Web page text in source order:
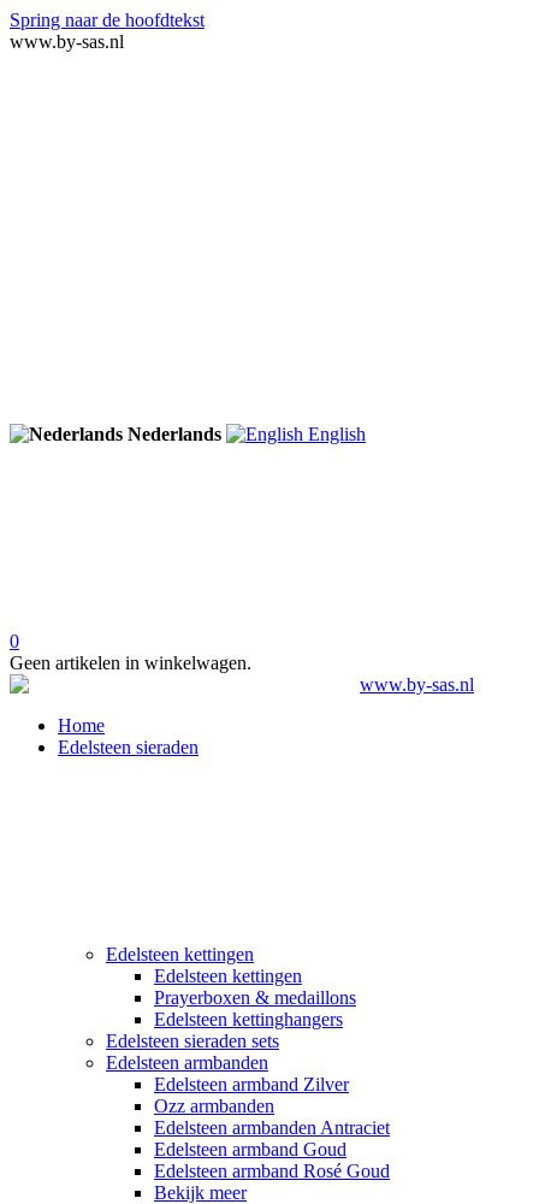
Spring naar de hoofdtekst
www.by-sas.nl
Nederlands English
0
Geen artikelen in winkelwagen.
Home
Edelsteen sieraden
Edelsteen kettingen
Edelsteen kettingen
Prayerboxen & medaillons
Edelsteen kettinghangers
Edelsteen sieraden sets
Edelsteen armbanden
Edelsteen armband Zilver
Ozz armbanden
Edelsteen armbanden Antraciet
Edelsteen armband Goud
Edelsteen armband Rosé Goud
Bekijk meer